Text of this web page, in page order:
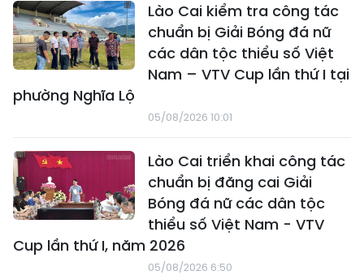
Lào Cai kiểm tra công tác
chuẩn bị Giải Bóng đá nữ
các dân tộc thiểu số Việt
Nam – VTV Cup lần thứ I tại
phường Nghĩa Lộ
05/08/2026 10:01
Lào Cai triển khai công tác
chuẩn bị đăng cai Giải
Bóng đá nữ các dân tộc
thiểu số Việt Nam - VTV
Cup lần thứ I, năm 2026
05/08/2026 6:50